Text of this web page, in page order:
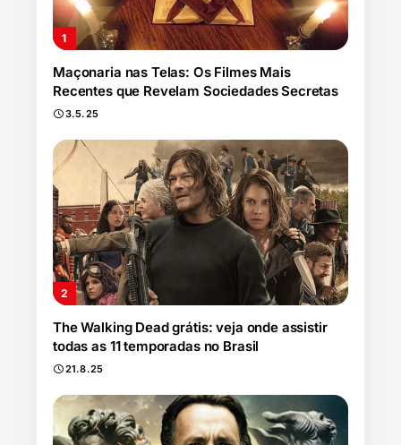
Maçonaria nas Telas: Os Filmes Mais
Recentes que Revelam Sociedades Secretas
3.5.25
The Walking Dead grátis: veja onde assistir
todas as 11 temporadas no Brasil
21.8.25